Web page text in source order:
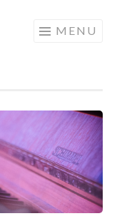
MENU